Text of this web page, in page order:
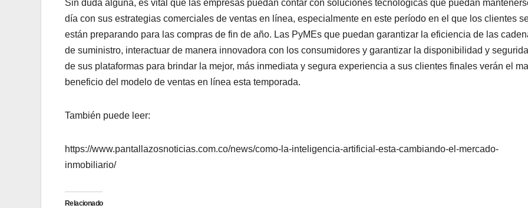
Sin duda alguna, es vital que las empresas puedan contar con soluciones tecnológicas que puedan
día con sus estrategias comerciales de ventas en línea, especialmente en este período en el que los clientes
están preparando para las compras de fin de año. Las PyMEs que puedan garantizar la eficiencia de las
de suministro, interactuar de manera innovadora con los consumidores y garantizar la disponibilidad y
de sus plataformas para brindar la mejor, más inmediata y segura experiencia a sus clientes finales verán el
beneficio del modelo de ventas en línea esta temporada.
También puede leer:
https://www.pantallazosnoticias.com.co/news/como-la-inteligencia-artificial-esta-cambiando-el-mercado-
inmobiliario/
Relacionado